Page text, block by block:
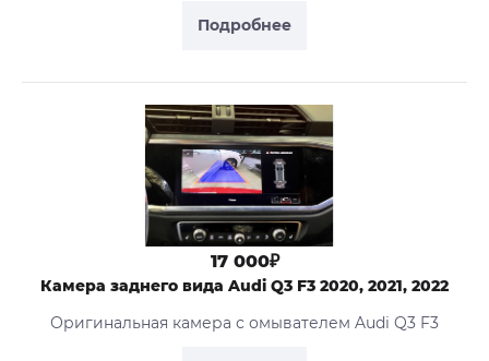
Подробнее
17 000₽
Камера заднего вида Audi Q3 F3 2020, 2021, 2022
Оригинальная камера с омывателем Audi Q3 F3